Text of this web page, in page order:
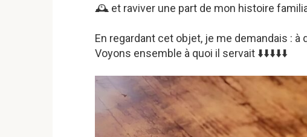
🕰️ et raviver une part de mon histoire
En regardant cet objet, je me demandais : à
Voyons ensemble à quoi il servait ⬇️⬇️⬇️⬇️⬇️